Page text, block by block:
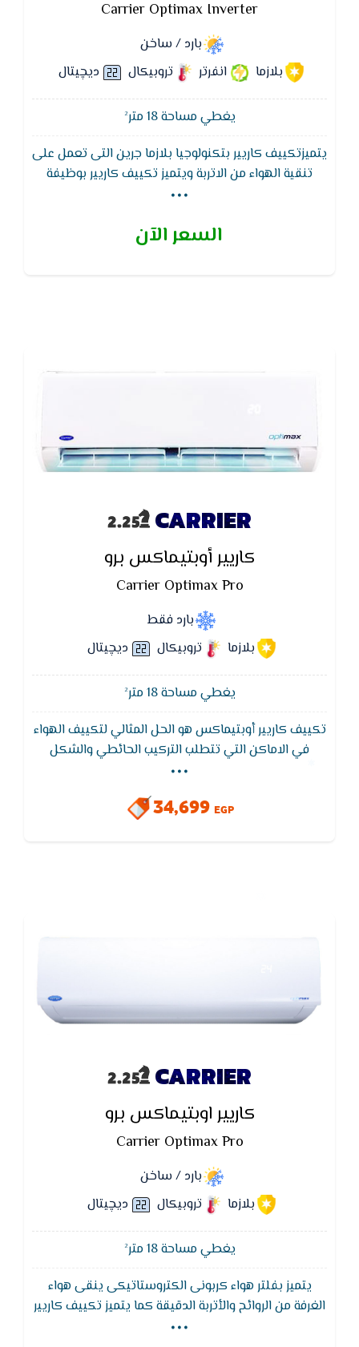
Carrier Optimax Inverter
بارد / ساخن
بلازما
انفرتر تروبيكال ديچيتال
يغطي مساحة 18 متر²
يتميزتكييف كاريير بتكنولوجيا بلازما جرين التى تعمل على
تنقية الهواء من الاتربة ويتميز تكييف كاريير بوظيفة
التنظيف الذاتى لجهاز التكييف لتجفيف الـمبادل الحرارى
...
السعر الآن
CARRIER
كاريير أوبتيماكس برو
Carrier Optimax Pro
بارد فقط
بلازما
تروبيكال ديچيتال
يغطي مساحة 18 متر²
تكييف كاريير أوبتيماكس هو الحل المثالي لتكييف الهواء
في الاماكن التي تتطلب التركيب الحائطي والشكل
الجمالى ويتميز تكييف كاريير بافضل توزيع للهواء واقل
...
34,699 EGP
CARRIER
كاريير اوبتيماكس برو
Carrier Optimax Pro
بارد / ساخن
بلازما
تروبيكال ديچيتال
يغطي مساحة 18 متر²
يتميز بفلتر هواء كربونى الكتروستاتيكى ينقى هواء
الغرفة من الروائح والأتربة الدقيقة كما يتميز تكييف كاريير
بمراوح عالية الكفاءة ومصممة بتكنولوجيا كاريير للمراوح
...